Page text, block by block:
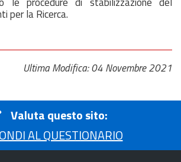
per la Ricerca.
Ultima Modifica: 04 Novembre 2021
Valuta questo sito:
AL QUESTIONARIO